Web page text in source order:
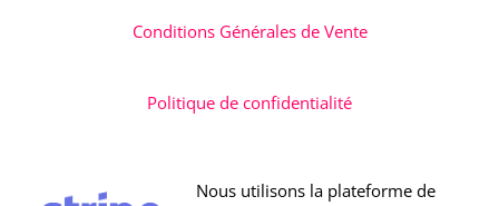
Conditions Générales de Vente
Politique de confidentialité
Nous utilisons la plateforme de